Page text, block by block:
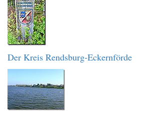
Der Kreis Rendsburg-Eckernförde